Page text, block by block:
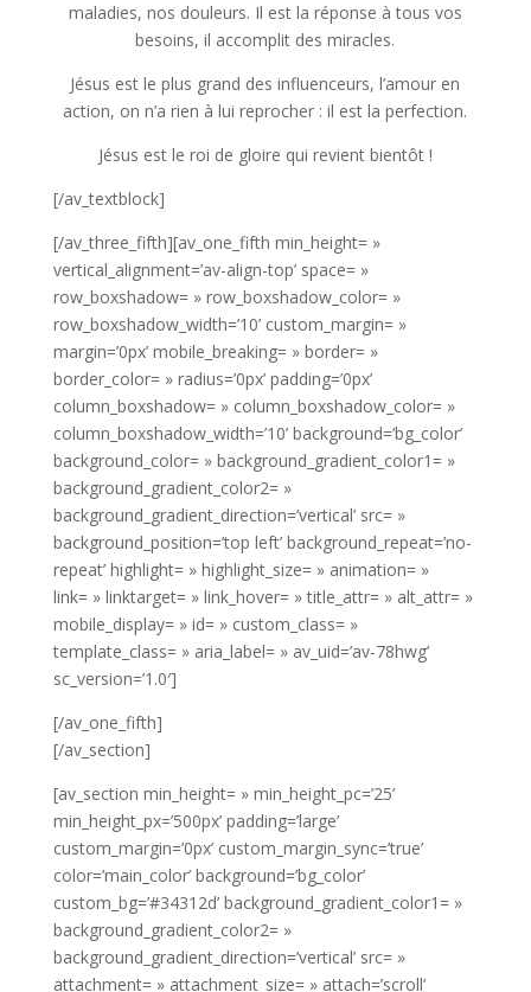
maladies, nos douleurs. Il est la réponse à tous vos
besoins, il accomplit des miracles.
Jésus est le plus grand des influenceurs, l’amour en
action, on n’a rien à lui reprocher : il est la perfection.
Jésus est le roi de gloire qui revient bientôt !
[/av_textblock]
[/av_three_fifth][av_one_fifth min_height= »
vertical_alignment=’av-align-top’ space= »
row_boxshadow= » row_boxshadow_color= »
row_boxshadow_width=’10’ custom_margin= »
margin=’0px’ mobile_breaking= » border= »
border_color= » radius=’0px’ padding=’0px’
column_boxshadow= » column_boxshadow_color= »
column_boxshadow_width=’10’ background=’bg_color’
background_color= » background_gradient_color1= »
background_gradient_color2= »
background_gradient_direction=’vertical’ src= »
background_position=’top left’ background_repeat=’no-
repeat’ highlight= » highlight_size= » animation= »
link= » linktarget= » link_hover= » title_attr= » alt_attr= »
mobile_display= » id= » custom_class= »
template_class= » aria_label= » av_uid=’av-78hwg’
sc_version=’1.0′]
[/av_one_fifth]
[/av_section]
[av_section min_height= » min_height_pc=’25’
min_height_px=’500px’ padding=’large’
custom_margin=’0px’ custom_margin_sync=’true’
color=’main_color’ background=’bg_color’
custom_bg=’#34312d’ background_gradient_color1= »
background_gradient_color2= »
background_gradient_direction=’vertical’ src= »
attachment= » attachment_size= » attach=’scroll’